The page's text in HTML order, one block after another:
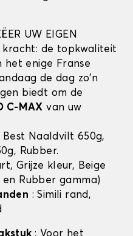
UW EIGEN
kracht: de topkwaliteit
het enige Franse
de dag zo'n
biedt om de
C-MAX van uw
Best Naaldvilt 650g,
Rubber.
Grijze kleur, Beige
Rubber gamma)
: Simili rand,